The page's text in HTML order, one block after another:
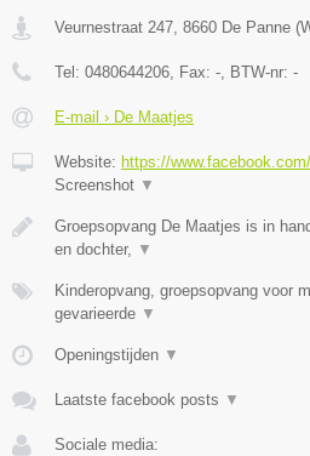
Veurnestraat 247, 8660 De Panne (
Tel: 0480644206, Fax: -, BTW-nr: -
E-mail › De Maatjes
Website: https://
Screenshot ▼
Groepsopvang De Maatjes is in
en dochter, ▼
Kinderopvang, groepsopvang voor
gevarieerde ▼
Openingstijden ▼
Laatste facebook posts ▼
Sociale media: